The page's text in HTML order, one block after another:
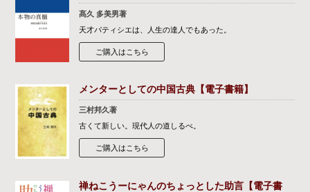
髙久 多美男著
天才パティシエは、人生の達人でもあった。
ご購入はこちら
メンターとしての中国古典【電子書籍】
三村邦久著
古くて新しい。現代人の道しるべ。
ご購入はこちら
禅ねこうーにゃんのちょっとした助言【電子書